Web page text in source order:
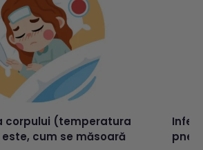
corpului (temperatura
cum se măsoară